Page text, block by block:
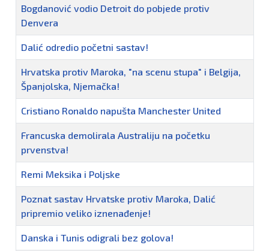
Bogdanović vodio Detroit do pobjede protiv
Denvera
Dalić odredio početni sastav!
Hrvatska protiv Maroka, "na scenu stupa" i Belgija,
Španjolska, Njemačka!
Cristiano Ronaldo napušta Manchester United
Francuska demolirala Australiju na početku
prvenstva!
Remi Meksika i Poljske
Poznat sastav Hrvatske protiv Maroka, Dalić
pripremio veliko iznenađenje!
Danska i Tunis odigrali bez golova!